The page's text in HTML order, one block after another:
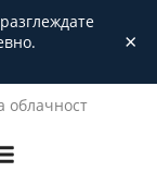
×
облачност